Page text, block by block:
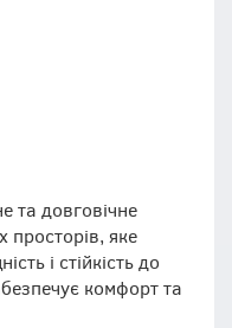
та довговічне
просторів, яке
і стійкість до
комфорт та